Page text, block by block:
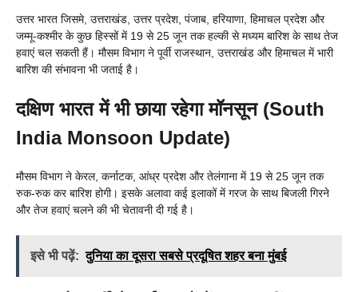
उत्तर भारत जिसमे, उत्तराखंड, उत्तर प्रदेश, पंजाब, हरियाणा, हिमाचल प्रदेश और
जम्मू-कश्मीर के कुछ हिस्सों में 19 से 25 जून तक हल्की से मध्यम बारिश के साथ तेज
हवाएं चल सकती हैं। मौसम विभाग ने पूर्वी राजस्थान, उत्तराखंड और हिमाचल में भारी
बारिश की संभावना भी जताई है।
दक्षिण भारत में भी छाया रहेगा मॉनसून (South
India Monsoon Update)
मौसम विभाग ने केरल, कर्नाटक, आंध्र प्रदेश और तेलंगाना में 19 से 25 जून तक
रुक-रुक कर बारिश होगी। इसके अलावा कई इलाकों में गरज के साथ बिजली गिरने
और तेज हवाएं चलने की भी चेतावनी दी गई है।
इसे भी पढ़ें: दुनिया का दूसरा सबसे प्रदूषित शहर बना मुंबई